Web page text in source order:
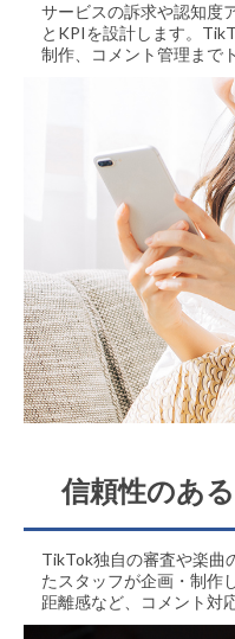
サービスの訴求や認知度
とKPIを設計します。
制作、コメント管理まで
信頼性のあ
TikTok独自の審査や楽曲
たスタッフが企画・制作
距離感など、コメント対